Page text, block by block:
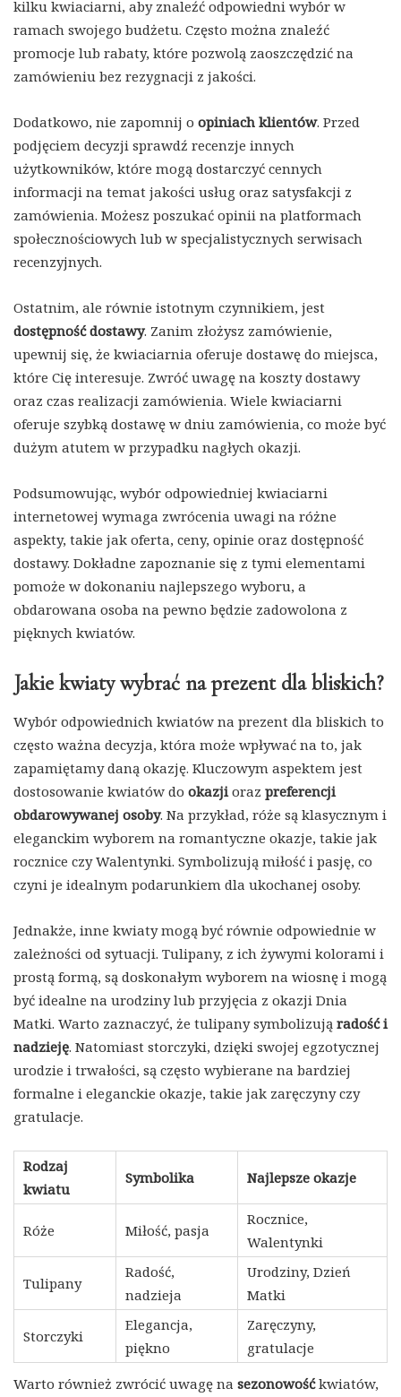
kilku kwiaciarni, aby znaleźć odpowiedni wybór w
ramach swojego budżetu. Często można znaleźć
promocje lub rabaty, które pozwolą zaoszczędzić na
zamówieniu bez rezygnacji z jakości.
Dodatkowo, nie zapomnij o opiniach klientów. Przed
podjęciem decyzji sprawdź recenzje innych
użytkowników, które mogą dostarczyć cennych
informacji na temat jakości usług oraz satysfakcji z
zamówienia. Możesz poszukać opinii na platformach
społecznościowych lub w specjalistycznych serwisach
recenzyjnych.
Ostatnim, ale równie istotnym czynnikiem, jest
dostępność dostawy. Zanim złożysz zamówienie,
upewnij się, że kwiaciarnia oferuje dostawę do miejsca,
które Cię interesuje. Zwróć uwagę na koszty dostawy
oraz czas realizacji zamówienia. Wiele kwiaciarni
oferuje szybką dostawę w dniu zamówienia, co może być
dużym atutem w przypadku nagłych okazji.
Podsumowując, wybór odpowiedniej kwiaciarni
internetowej wymaga zwrócenia uwagi na różne
aspekty, takie jak oferta, ceny, opinie oraz dostępność
dostawy. Dokładne zapoznanie się z tymi elementami
pomoże w dokonaniu najlepszego wyboru, a
obdarowana osoba na pewno będzie zadowolona z
pięknych kwiatów.
Jakie kwiaty wybrać na prezent dla bliskich?
Wybór odpowiednich kwiatów na prezent dla bliskich to
często ważna decyzja, która może wpływać na to, jak
zapamiętamy daną okazję. Kluczowym aspektem jest
dostosowanie kwiatów do okazjioraz preferencji
obdarowywanej osoby. Na przykład, róże są klasycznym i
eleganckim wyborem na romantyczne okazje, takie jak
rocznice czy Walentynki. Symbolizują miłość i pasję, co
czyni je idealnym podarunkiem dla ukochanej osoby.
Jednakże, inne kwiaty mogą być równie odpowiednie w
zależności od sytuacji. Tulipany, z ich żywymi kolorami i
prostą formą, są doskonałym wyborem na wiosnę i mogą
być idealne na urodziny lub przyjęcia z okazji Dnia
Matki. Warto zaznaczyć, że tulipany symbolizują radość i
nadzieję. Natomiast storczyki, dzięki swojej egzotycznej
urodzie i trwałości, są często wybierane na bardziej
formalne i eleganckie okazje, takie jak zaręczyny czy
gratulacje.
Rodzaj
kwiatu
Symbolika Najlepsze okazje
Róże Miłość, pasja
Rocznice,
Walentynki
Tulipany
Radość,
nadzieja
Urodziny, Dzień
Matki
Storczyki
Elegancja,
piękno
Zaręczyny,
gratulacje
Warto również zwrócić uwagę na sezonowośćkwiatów,